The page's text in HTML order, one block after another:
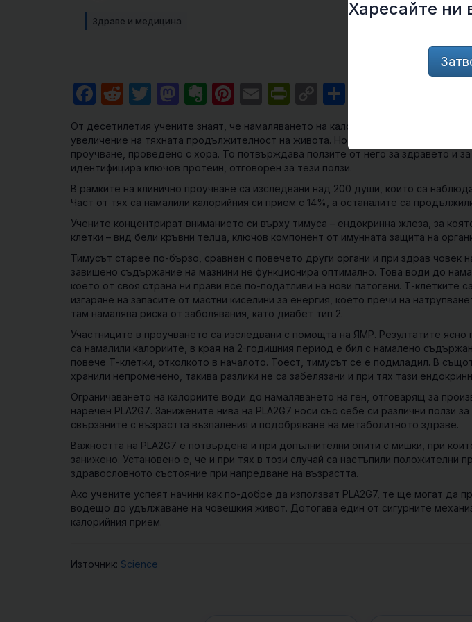
Здраве и медицина
Facebook
RedditTwitter
Mastodon
Evernote
Pinterest
EmailPrintFriendly
Copy
От десетилетия учените знаят, че намаляването на калорийния прием при
увеличение на тяхната продължителност на живота. Но сега за първи път те
проучване, проведено с хора. То потвърждава ползите от него за здравето и
идентифицира ключов протеин, отговорен за тези ползи.
В рамките на клинично проучване са изследвани над 200 души, които са
Част от тях са намалили калорийния си прием с 14%, а останалите са
Учените концентрират вниманието си върху тимуса – ендокринна жлеза, за
клетки – вид бели кръвни телца, ключов компонент от имунната защита на
Тимусът старее по-бързо, сравнен с повечето други органи и при здрав човек
завишено съдържание на мазнини не функционира оптимално. Това води до
което от своя страна ни прави все по-податливи на нови патогени. Т-клетките
изгаряне на запасите от мастни киселини за енергия, което пречи на
там намалява риска от заболявания, като диабет тип 2.
Участниците в проучването са изследвани с помощта на ЯМР. Резултатите ясно
са намалили калориите, в края на 2-годишния период е бил с намалено
повече Т-клетки, отколкото в началото. Тоест, тимусът се е подмладил. В
хранили непроменено, такива разлики не са забелязани и при тях тази
Ограничаването на калориите води до намаляването на ген, отговарящ за
наречен PLA2G7. Занижените нива на PLA2G7 носи със себе си различни ползи
свързаните с възрастта възпаления и подобряване на метаболитното здраве.
Важността на PLA2G7 е потвърдена и при допълнителни опити с мишки, при
занижено. Установено е, че и при тях в този случай са настъпили положителни
здравословното състояние при напредване на възрастта.
Ако учените успеят начини как по-добре да използват PLA2G7, те ще могат да
водещо до удължаване на човешкия живот. Дотогава един от сигурните
калорийния прием.
Източник: Science
Харесайте ни